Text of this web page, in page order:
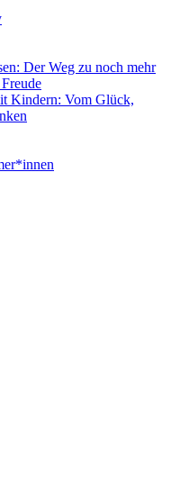
Der Weg zu noch mehr
Kindern: Vom Glück,